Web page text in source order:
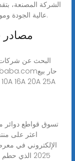
MCCB عالية الجودة وموثوقة لتلبية احتياجاتكم في توزيع الكهرباء.
2025 الذي حطم الأرقام القياسية مع اختتام معرض كانتون المذهل